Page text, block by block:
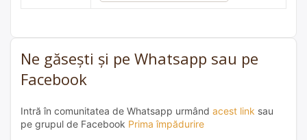
Ne găsești și pe Whatsapp sau pe
Facebook
Intră în comunitatea de Whatsapp urmând acest link sau
pe grupul de Facebook Prima împădurire